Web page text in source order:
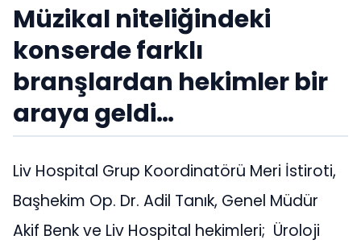
Müzikal niteliğindeki
konserde farklı
branşlardan hekimler bir
araya geldi…
Liv Hospital Grup Koordinatörü Meri İstiroti,
Başhekim Op. Dr. Adil Tanık, Genel Müdür
Akif Benk ve Liv Hospital hekimleri; Üroloji